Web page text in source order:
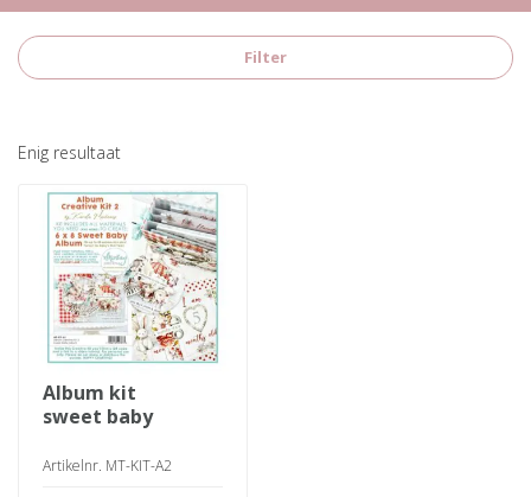
Filter
Enig resultaat
album kit
sweet baby
Artikelnr. MT-KIT-A2